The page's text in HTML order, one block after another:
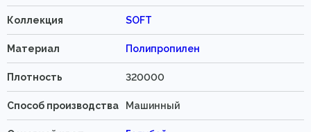
Коллекция SOFT
Материал Полипропилен
Плотность 320000
Способ производства Машинный